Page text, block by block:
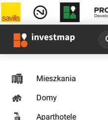
Mieszkania
Domy
Aparthotele